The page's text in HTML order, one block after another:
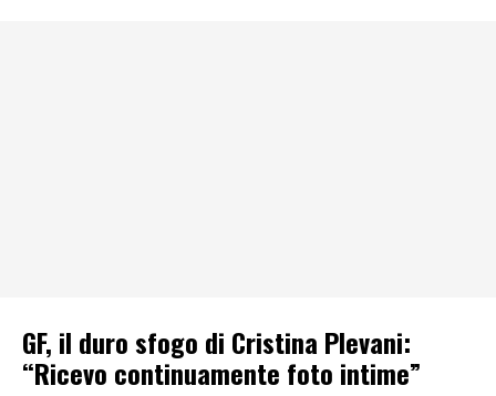
GF, il duro sfogo di Cristina Plevani:
“Ricevo continuamente foto intime”